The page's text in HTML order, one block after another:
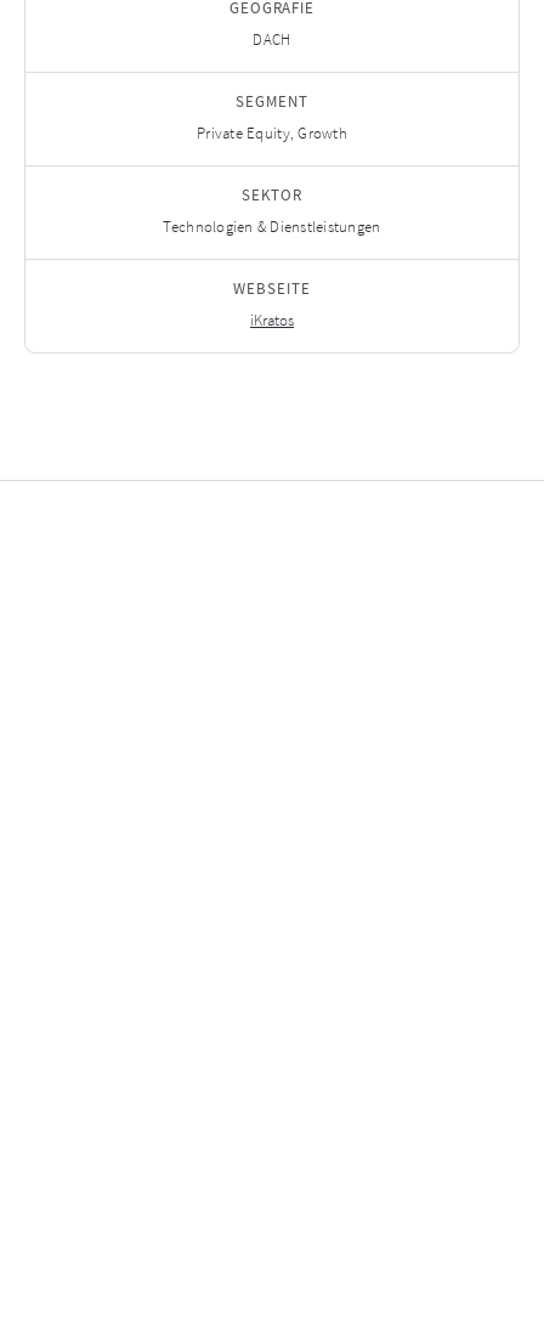
GEOGRAFIE
DACH
SEGMENT
Private Equity, Growth
SEKTOR
Technologien & Dienstleistungen
WEBSEITE
iKratos